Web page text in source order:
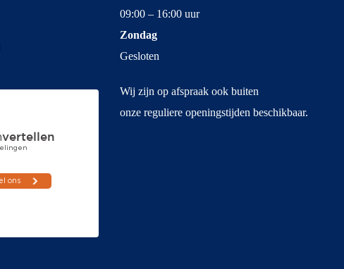
09:00 – 16:00 uur
Zondag
Gesloten
Wij zijn op afspraak ook buiten
onze reguliere openingstijden beschikbaar.